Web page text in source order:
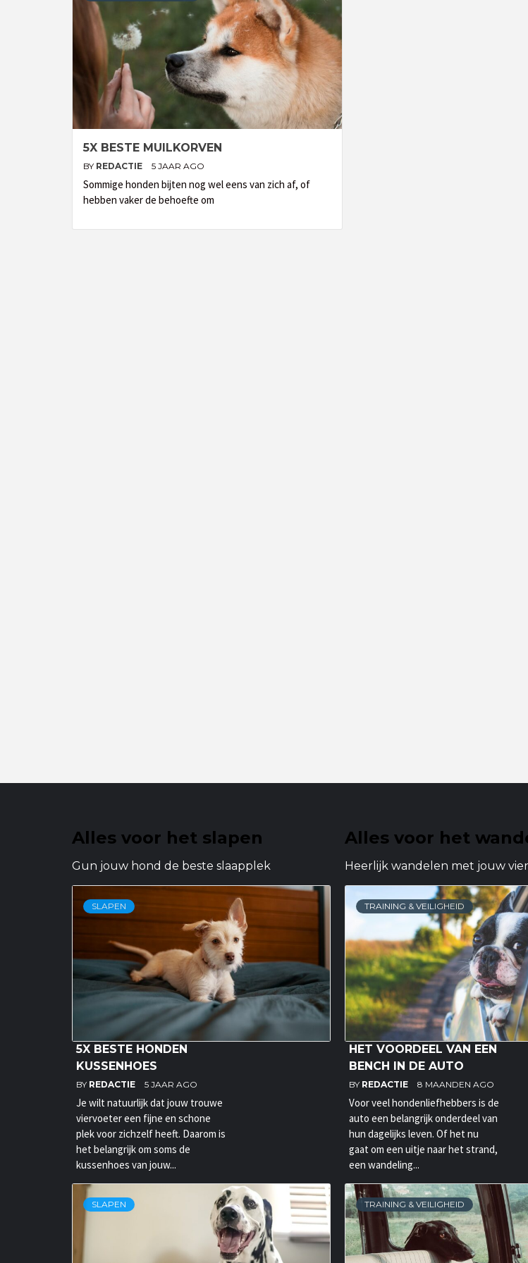
5X BESTE MUILKORVEN
BY REDACTIE 5 JAAR AGO
Sommige honden bijten nog wel eens van zich af, of
hebben vaker de behoefte om
Alles voor het slapen
Gun jouw hond de beste slaapplek
SLAPEN
5X BESTE HONDEN
KUSSENHOES
BY REDACTIE 5 JAAR AGO
Je wilt natuurlijk dat jouw trouwe
viervoeter een fijne en schone
plek voor zichzelf heeft. Daarom is
het belangrijk om soms de
kussenhoes van jouw...
SLAPEN
Alles voor het
Heerlijk wandelen met jouw
TRAINING & VEILIGHEID
HET VOORDEEL VAN EEN
BENCH IN DE AUTO
BY REDACTIE 8 MAANDEN AGO
Voor veel hondenliefhebbers is de
auto een belangrijk onderdeel van
hun dagelijks leven. Of het nu
gaat om een uitje naar het strand,
een wandeling...
TRAINING & VEILIGHEID